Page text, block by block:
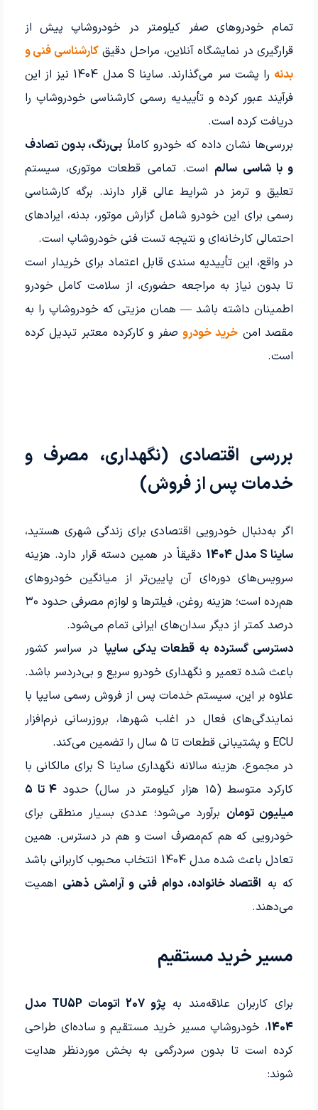
تمام خودروهای صفر کیلومتر در خودروشاپ پیش از
قرارگیری در نمایشگاه آنلاین، مراحل دقیقکارشناسی فنی و
بدنه
را پشت سر می‌گذارند. ساینا S مدل 1404 نیز از این
فرآیند عبور کرده و تأییدیه رسمی کارشناسی خودروشاپ را
دریافت کرده است.
بررسی‌ها نشان داده که خودرو کاملاً بی‌رنگ، بدون تصادف
و با شاسی سالم است. تمامی قطعات موتوری، سیستم
تعلیق و ترمز در شرایط عالی قرار دارند. برگه کارشناسی
رسمی برای این خودرو شامل گزارش موتور، بدنه، ایرادهای
احتمالی کارخانه‌ای و نتیجه تست فنی خودروشاپ است.
در واقع، این تأییدیه سندی قابل اعتماد برای خریدار است
تا بدون نیاز به مراجعه حضوری، از سلامت کامل خودرو
اطمینان داشته باشد — همان مزیتی که خودروشاپ را به
مقصد امن خرید خودرو صفر و کارکرده معتبر تبدیل کرده
است.
بررسی اقتصادی (نگهداری، مصرف و
خدمات پس از فروش)
اگر به‌دنبال خودرویی اقتصادی برای زندگی شهری هستید،
ساینا S مدل 1404
دقیقاً در همین دسته قرار دارد. هزینه
سرویس‌های دوره‌ای آن پایین‌تر از میانگین خودروهای
هم‌رده است؛ هزینه روغن، فیلترها و لوازم مصرفی حدود ۳۰
درصد کمتر از دیگر سدان‌های ایرانی تمام می‌شود.
دسترسی گسترده به قطعات یدکی سایپا در سراسر کشور
باعث شده تعمیر و نگهداری خودرو سریع و بی‌دردسر باشد.
علاوه بر این، سیستم خدمات پس از فروش رسمی سایپا با
نمایندگی‌های فعال در اغلب شهرها، بروزرسانی نرم‌افزار
ECU و پشتیبانی قطعات تا ۵ سال را تضمین می‌کند.
در مجموع، هزینه سالانه نگهداری ساینا S برای مالکانی با
کارکرد متوسط (۱۵ هزار کیلومتر در سال) حدود
۴ تا ۵
میلیون تومان برآورد می‌شود؛ عددی بسیار منطقی برای
خودرویی که هم کم‌مصرف است و هم در دسترس. همین
تعادل باعث شده مدل 1404 انتخاب محبوب کاربرانی باشد
که به اقتصاد خانواده، دوام فنی و آرامش ذهنی اهمیت
می‌دهند.
مسیر خرید مستقیم
برای کاربران علاقه‌مند به
پژو 207 اتومات TU5P مدل
1404، خودروشاپ مسیر خرید مستقیم و ساده‌ای طراحی
کرده است تا بدون سردرگمی به بخش موردنظر هدایت
شوند: